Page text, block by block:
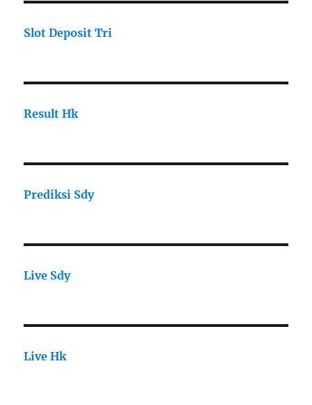
Slot Deposit Tri
Result Hk
Prediksi Sdy
Live Sdy
Live Hk